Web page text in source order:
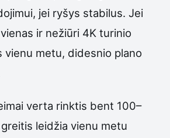
jei ryšys stabilus. Jei
ir nežiūri 4K turinio
vienu metu, didesnio plano
verta rinktis bent 100–
leidžia vienu metu